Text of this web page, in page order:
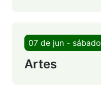
07 de jun - sábado
Artes